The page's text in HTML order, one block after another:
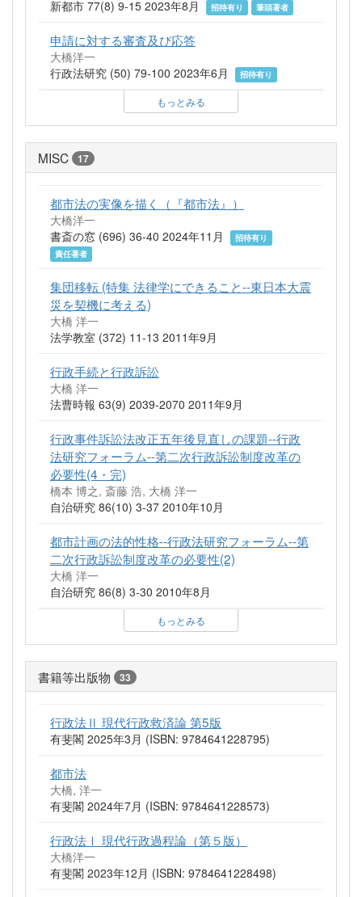
新都市 77(8) 9-15 2023年8月 招待有り 筆頭著者
申請に対する審査及び応答
大橋洋一
行政法研究 (50) 79-100 2023年6月
招待有り
もっとみる
MISC 17
都市法の実像を描く（『都市法』）
大橋洋一
書斎の窓 (696) 36-40 2024年11月
招待有り
責任著者
集団移転 (特集 法律学にできること--東日本大震
災を契機に考える)
大橋 洋一
法学教室 (372) 11-13 2011年9月
行政手続と行政訴訟
大橋 洋一
法曹時報 63(9) 2039-2070 2011年9月
行政事件訴訟法改正五年後見直しの課題--行政
法研究フォーラム--第二次行政訴訟制度改革の
必要性(4・完)
橋本 博之, 斎藤 浩, 大橋 洋一
自治研究 86(10) 3-37 2010年10月
都市計画の法的性格--行政法研究フォーラム--第
二次行政訴訟制度改革の必要性(2)
大橋 洋一
自治研究 86(8) 3-30 2010年8月
もっとみる
書籍等出版物 33
行政法Ⅱ 現代行政救済論 第5版
有斐閣 2025年3月 (ISBN: 9784641228795)
都市法
大橋, 洋一
有斐閣 2024年7月 (ISBN: 9784641228573)
行政法Ⅰ 現代行政過程論（第５版）
大橋洋一
有斐閣 2023年12月 (ISBN: 9784641228498)